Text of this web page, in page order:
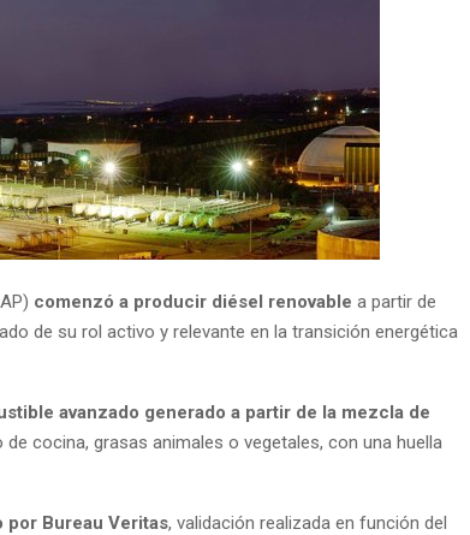
comenzó a producir diésel renovable a partir de
de su rol activo y relevante en la transición energética
avanzado generado a partir de la mezcla de
cocina, grasas animales o vegetales, con una huella
por Bureau Veritas, validación realizada en función del